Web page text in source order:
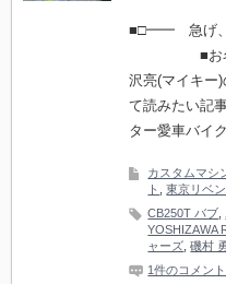
■□━━ 急げ、
■お名前
沢亮(マイキー
て読みたい記
ター愛車バイ
カスタムマシ
ト
,東京リベ
CB250T バブ
YOSHIZAWA
ャーズ ,磯村
1件のコメント